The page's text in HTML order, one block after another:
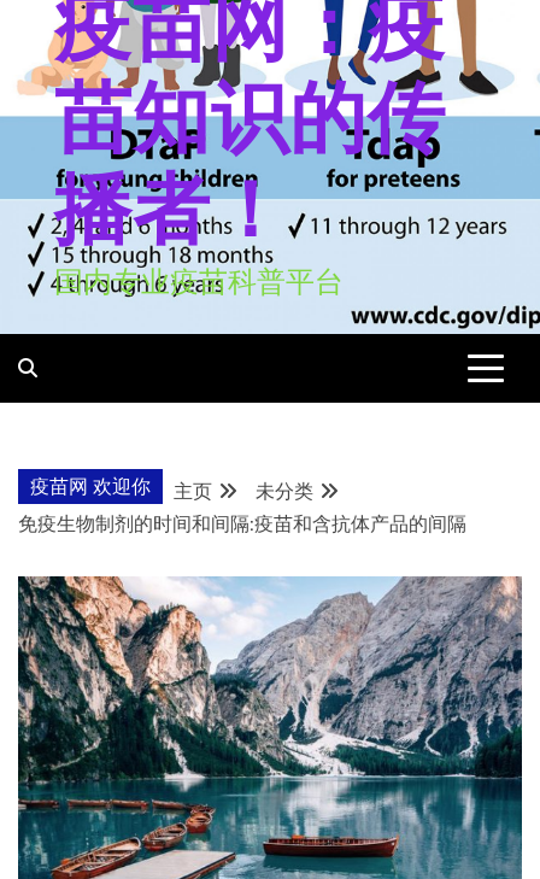
疫苗网：疫
苗知识的传
播者！
国内专业疫苗科普平台
疫苗网 欢迎你 主页
未分类
免疫生物制剂的时间和间隔:疫苗和含抗体产品的间隔